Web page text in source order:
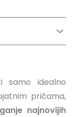
samo idealno
pričama,
najnovijih